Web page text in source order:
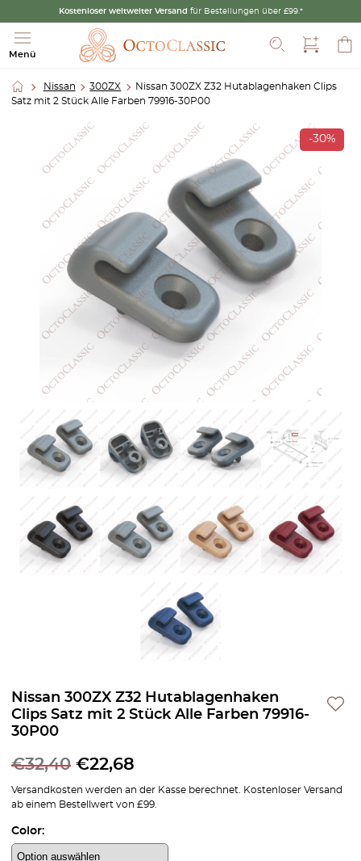
Kostenloser weltweiter Versand für Bestellungen über £99.*
Menü
Suche
Nissan 300ZX
Nissan 300ZX Z32 Hutablagenhaken Clips
Satz mit 2 Stück Alle Farben 79916-30P00
-30%
Nissan 300ZX Z32 Hutablagenhaken
Clips Satz mit 2 Stück Alle Farben 79916-
30P00
€32,40 €22,68
Versandkosten werden an der Kasse berechnet. Kostenloser Versand
ab einem Bestellwert von £99.
Color: